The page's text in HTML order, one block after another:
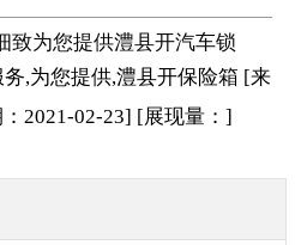
致为您提供澧县开汽车锁
务,为您提供,澧县开保险箱 [来
2021-02-23] [展现量： ]